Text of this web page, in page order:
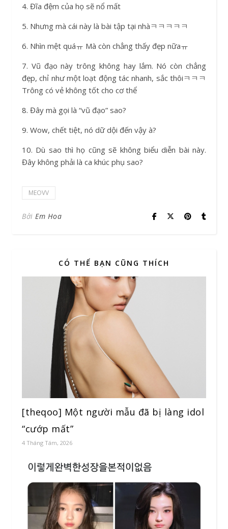
4. Đĩa đệm của họ sẽ nổ mất
5. Nhưng mà cái này là bài tập tại nhàㅋㅋㅋㅋㅋ
6. Nhìn mệt quáㅠ Mà còn chẳng thấy đẹp nữaㅠ
7. Vũ đạo này trông không hay lắm. Nó còn chẳng
đẹp, chỉ như một loạt động tác nhanh, sắc thôiㅋㅋㅋ
Trông có vẻ không tốt cho cơ thể
8. Đây mà gọi là “vũ đạo” sao?
9. Wow, chết tiệt, nó dữ dội đến vậy à?
10. Dù sao thì họ cũng sẽ không biểu diễn bài này.
Đây không phải là ca khúc phụ sao?
MEOVV
Bởi Em Hoa
CÓ THỂ BẠN CŨNG THÍCH
[theqoo] Một người mẫu đã bị làng idol
“cướp mất”
4 Tháng Tám, 2026